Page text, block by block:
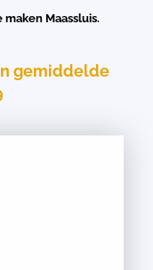
Maassluis.
gemiddelde